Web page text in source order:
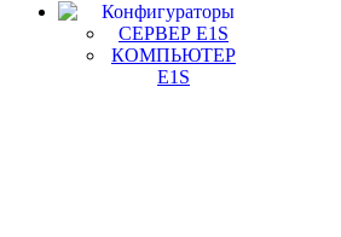
Конфигураторы
СЕРВЕР E1S
КОМПЬЮТЕР
E1S